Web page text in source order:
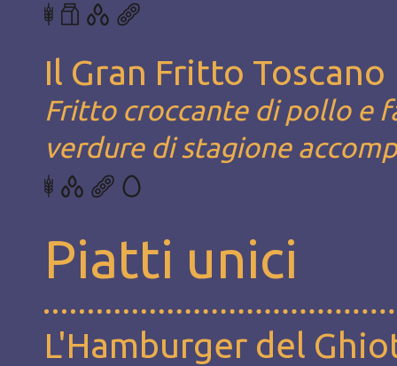
Il Gran Fritto Toscano
Fritto croccante di pollo e
verdure di stagione
Piatti unici
L'Hamburger del